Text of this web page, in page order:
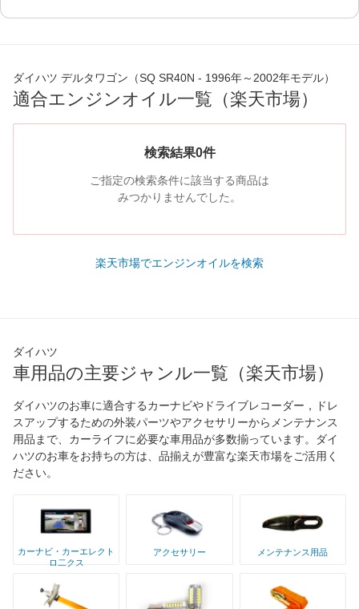
ダイハツ デルタワゴン（SQ SR40N - 1996年～2002年モデル）
適合エンジンオイル一覧（楽天市場）
検索結果0件
ご指定の検索条件に該当する商品は
みつかりませんでした。
楽天市場でエンジンオイルを検索
ダイハツ
車用品の主要ジャンル一覧（楽天市場）
ダイハツのお車に適合するカーナビやドライブレコーダー，ドレ
スアップするための外装パーツやアクセサリーからメンテナンス
用品まで、カーライフに必要な車用品が多数揃っています。ダイ
ハツのお車をお持ちの方は、品揃えが豊富な楽天市場をご活用く
ださい。
カーナビ・カーエレクト
ロ二クス
アクセサリー メンテナンス用品